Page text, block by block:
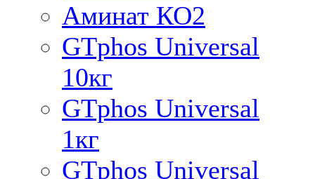
Аминат КО­2
GTphos Universal
10кг
GTphos Universal
1кг
GTphos Universal